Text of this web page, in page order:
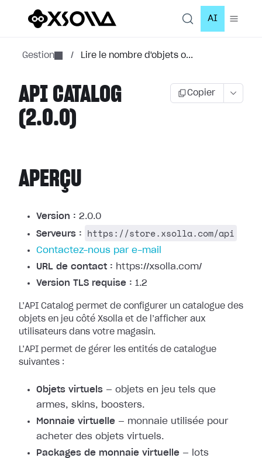
AI
Gestion / Lire le nombre d'objets o...
API CATALOG
(2.0.0)
Copier
APERÇU
Version : 2.0.0
Serveurs :
https://store.xsolla.com/api
Contactez-nous par e-mail
URL de contact : https://xsolla.com/
Version TLS requise : 1.2
L’API Catalog permet de configurer un catalogue des
objets en jeu côté Xsolla et de l’afficher aux
utilisateurs dans votre magasin.
L’API permet de gérer les entités de catalogue
suivantes :
Objets virtuels — objets en jeu tels que
armes, skins, boosters.
Monnaie virtuelle — monnaie utilisée pour
acheter des objets virtuels.
Packages de monnaie virtuelle — lots